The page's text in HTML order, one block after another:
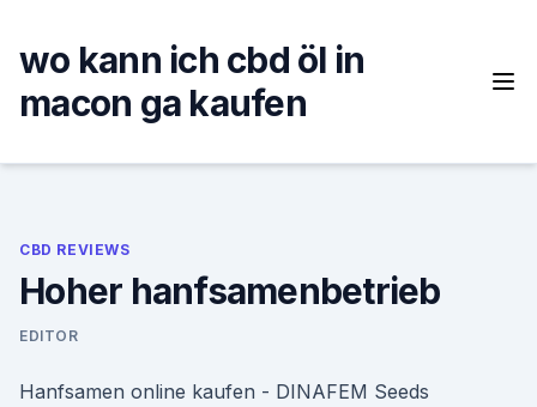
content
wo kann ich cbd öl in
macon ga kaufen
CBD REVIEWS
Hoher hanfsamenbetrieb
EDITOR
Hanfsamen online kaufen - DINAFEM Seeds